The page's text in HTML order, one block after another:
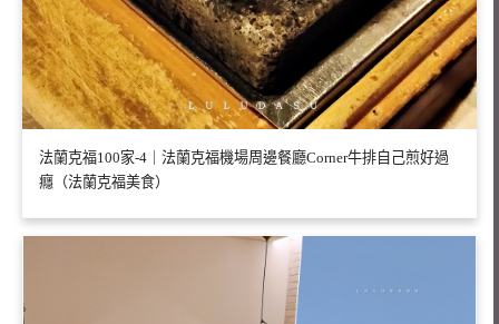
法蘭克福100家-4｜法蘭克福機場周邊餐廳Corner牛排自己煎好過
癮（法蘭克福美食）